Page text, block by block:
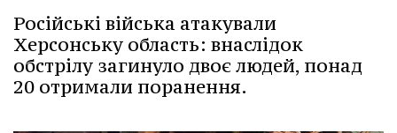
Російські війська атакували
Херсонську область: внаслідок
обстрілу загинуло двоє людей, понад
20 отримали поранення.